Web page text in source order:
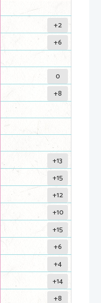
+2
+6
0
+8
+13
+15
+12
+10
+15
+6
+4
+14
+8